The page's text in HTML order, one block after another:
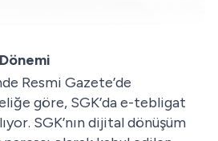
Resmi Gazete’de
göre, SGK’da e-tebligat
SGK’nın dijital dönüşüm